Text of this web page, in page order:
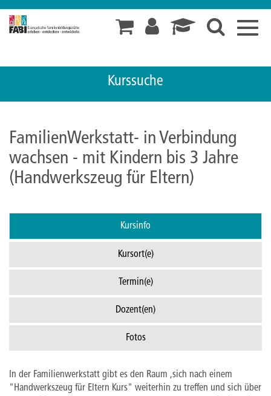
Kurssuche
FamilienWerkstatt- in Verbindung
wachsen - mit Kindern bis 3 Jahre
(Handwerkszeug für Eltern)
Kursinfo
Kursort(e)
Termin(e)
Dozent(en)
Fotos
In der Familienwerkstatt gibt es den Raum ,sich nach einem
"Handwerkszeug für Eltern Kurs" weiterhin zu treffen und sich über